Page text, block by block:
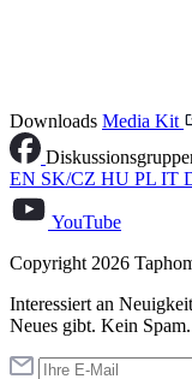
Downloads Media Kit
EN SK/CZ HU PL IT
YouTube
Copyright 2026
Interessiert an
Neues gibt. Kein Spam.